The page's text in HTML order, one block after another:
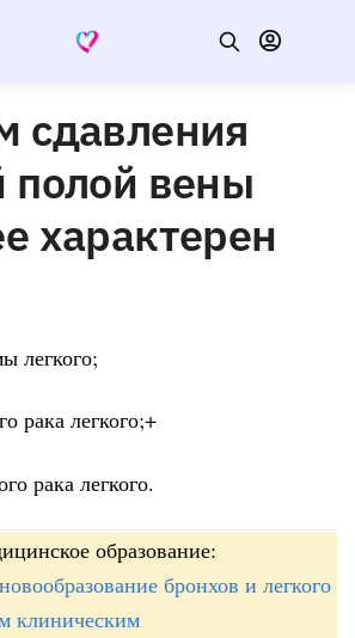
сдавления
полой вены
характерен
легкого;
рака легкого;+
рака легкого.
образование:
бронхов и легкого
клиническим